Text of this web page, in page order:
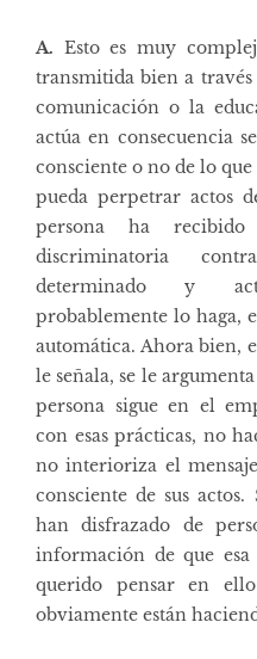
A. Esto es muy
transmitida bien a
comunicación o la
actúa en consecuencia
consciente o no de lo
pueda perpetrar actos
persona ha
discriminatoria
determinado y
probablemente lo haga,
automática. Ahora bien,
le señala, se le
persona sigue en el
con esas prácticas, no
no interioriza el
consciente de sus actos.
han disfrazado de
información de que
querido pensar en
obviamente están